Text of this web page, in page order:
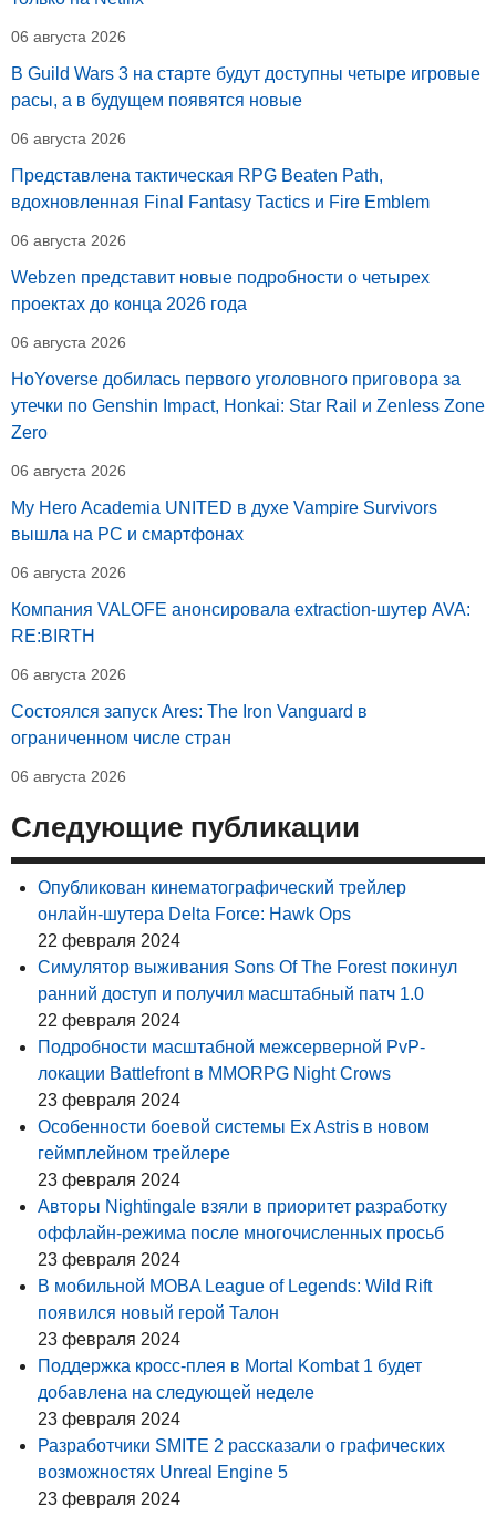
06 августа 2026
В Guild Wars 3 на старте будут доступны четыре игровые
расы, а в будущем появятся новые
06 августа 2026
Представлена тактическая RPG Beaten Path,
вдохновленная Final Fantasy Tactics и Fire Emblem
06 августа 2026
Webzen представит новые подробности о четырех
проектах до конца 2026 года
06 августа 2026
HoYoverse добилась первого уголовного приговора за
утечки по Genshin Impact, Honkai: Star Rail и Zenless Zone
Zero
06 августа 2026
My Hero Academia UNITED в духе Vampire Survivors
вышла на PC и смартфонах
06 августа 2026
Компания VALOFE анонсировала extraction-шутер AVA:
RE:BIRTH
06 августа 2026
Состоялся запуск Ares: The Iron Vanguard в
ограниченном числе стран
06 августа 2026
Следующие публикации
Опубликован кинематографический трейлер
онлайн-шутера Delta Force: Hawk Ops
22 февраля 2024
Симулятор выживания Sons Of The Forest покинул
ранний доступ и получил масштабный патч 1.0
22 февраля 2024
Подробности масштабной межсерверной PvP-
локации Battlefront в MMORPG Night Crows
23 февраля 2024
Особенности боевой системы Ex Astris в новом
геймплейном трейлере
23 февраля 2024
Авторы Nightingale взяли в приоритет разработку
оффлайн-режима после многочисленных просьб
23 февраля 2024
В мобильной MOBA League of Legends: Wild Rift
появился новый герой Талон
23 февраля 2024
Поддержка кросс-плея в Mortal Kombat 1 будет
добавлена на следующей неделе
23 февраля 2024
Разработчики SMITE 2 рассказали о графических
возможностях Unreal Engine 5
23 февраля 2024